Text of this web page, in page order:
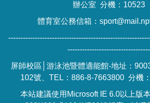
辦公室 分機：10523
體育室公務信箱：
----------------------------------
屏師校區│游泳池暨體適能館-地址：
102號、TEL：886-8-7663800 分機
本站建議使用Microsoft IE 6.0以上版